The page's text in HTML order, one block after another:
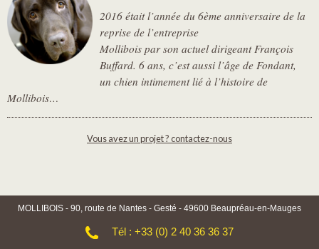
2016 était l’année du 6ème anniversaire de la
reprise de l’entreprise
Mollibois par son actuel dirigeant François
Buffard. 6 ans, c’est aussi l’âge de Fondant,
un chien intimement lié à l’histoire de
Mollibois…
Vous avez un projet ? contactez-nous
MOLLIBOIS - 90, route de Nantes - Gesté - 49600 Beaupréau-en-Mauges
Tél : +33 (0) 2 40 36 36 37